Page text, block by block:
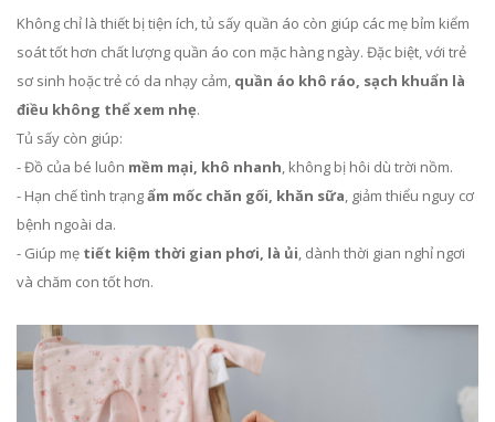
Không chỉ là thiết bị tiện ích, tủ sấy quần áo còn giúp các mẹ bỉm kiểm
soát tốt hơn chất lượng quần áo con mặc hàng ngày. Đặc biệt, với trẻ
sơ sinh hoặc trẻ có da nhạy cảm, quần áo khô ráo, sạch khuẩn là
điều không thể xem nhẹ.
Tủ sấy còn giúp:
- Đồ của bé luôn mềm mại, khô nhanh , không bị hôi dù trời nồm.
- Hạn chế tình trạngẩm mốc chăn gối, khăn sữa , giảm thiểu nguy cơ
bệnh ngoài da.
- Giúp mẹ tiết kiệm thời gian phơi, là ủi , dành thời gian nghỉ ngơi
và chăm con tốt hơn.